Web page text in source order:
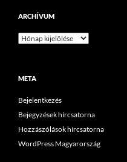
ARCHÍVUM
Archívum
META
Bejelentkezés
Bejegyzések hírcsatorna
Hozzászólások hírcsatorna
WordPress Magyarország